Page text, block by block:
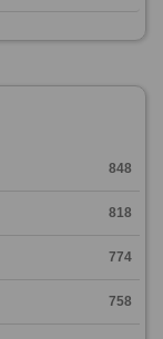
848
818
774
758